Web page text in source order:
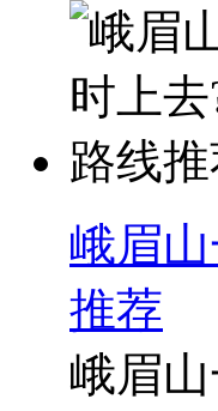
峨眉
推荐
峨眉